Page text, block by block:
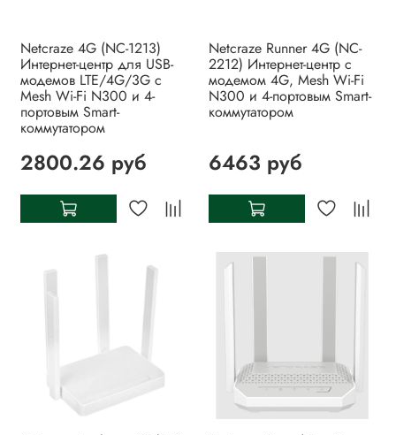
Netcraze 4G (NC-1213)
Интернет-центр для USB-
модемов LTE/4G/3G с
Mesh Wi-Fi N300 и 4-
портовым Smart-
коммутатором
2800.26 руб
Netcraze Runner 4G (NC-
2212) Интернет-центр с
модемом 4G, Mesh Wi-Fi
N300 и 4-портовым Smart-
коммутатором
6463 руб